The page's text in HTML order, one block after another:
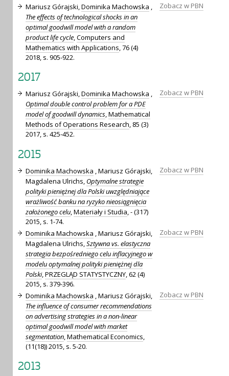
Mariusz Górajski,Dominika Machowska ,
The effects of technological shocks in an
optimal goodwill model with a random
product life cycle,Computers and
Mathematics with Applications, 76 (4)
2018, s. 905-922.
Zobacz w PBN
2017
Mariusz Górajski,Dominika Machowska ,
Optimal double control problem for a PDE
model of goodwill dynamics,Mathematical
Methods of Operations Research, 85 (3)
2017, s. 425-452.
Zobacz w PBN
2015
Dominika Machowska , Mariusz Górajski,
Magdalena Ulrichs, Optymalne strategie
polityki pieniężnej dla Polski uwzględniające
wrażliwość banku na ryzyko nieosiągnięcia
założonego celu Materiały i Studia , - (317)
2015, s. 1-74.
Zobacz w PBN
Dominika Machowska , Mariusz Górajski,
Magdalena Ulrichs, Sztywna vs. elastyczna
strategia bezpośredniego celu inflacyjnego w
modelu optymalnej polityki pieniężnej dla
Polski, PRZEGLĄD STATYSTYCZNY , 62 (4)
2015, s. 379-396.
Zobacz w PBN
Dominika Machowska , Mariusz Górajski,
The influence of consumer recommendations
on advertising strategies in a non-linear
optimal goodwill model with market
segmentation Mathematical Economics
(11(18)) 2015, s. 5-20.
Zobacz w PBN
2013